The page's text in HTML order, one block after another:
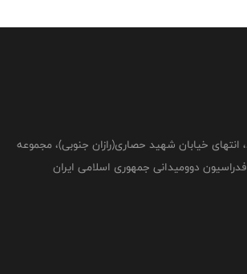
انتهای خیابان شهید حصاری(رازان جنوبی)، مجموعه
دوومیدانی جمهوری اسلامی ایران